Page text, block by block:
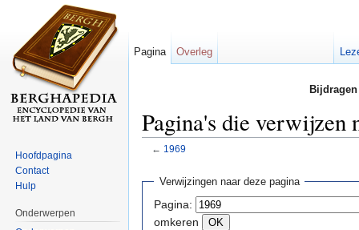
Pagina's die verwijzen
← 1969
Verwijzingen naar deze pagina
Pagina:
omkeren
Pagina Overleg
Hoofdpagina
Contact
Hulp
Onderwerpen